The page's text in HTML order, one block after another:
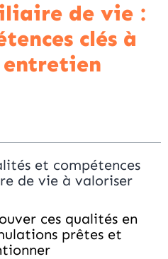
de vie :
clés à
et compétences
de vie à valoriser
ces qualités en
prêtes et